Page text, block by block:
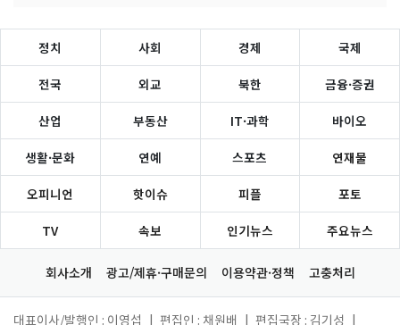
정치 사회 경제 국제
전국 외교 북한 금융·증권
산업 부동산 IT·과학 바이오
생활·문화 연예 스포츠 연재물
오피니언 핫이슈 피플 포토
TV 속보 인기뉴스 주요뉴스
회사소개 광고/제휴·구매문의 이용약관·정책 고충처리
대표이사/발행인 : 이영섭 편집인 : 채원배 편집국장 : 김기성